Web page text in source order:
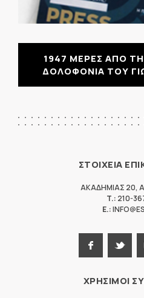
1947 ΜΕΡΕΣ ΑΠΟ
ΔΟΛΟΦΟΝΙΑ ΤΟΥ
ΣΤΟΙΧΕΙΑ
ΑΚΑΔΗΜΙΑΣ 20,
T.: 210-
E.:
ΧΡΗΣΙΜΟΙ